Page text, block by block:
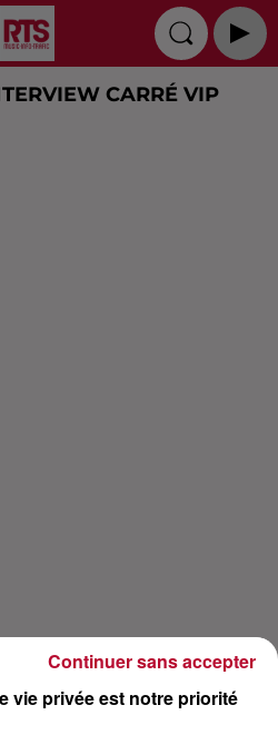
CARRÉ VIP
vie privée est notre priorité
Continuer sans accepter